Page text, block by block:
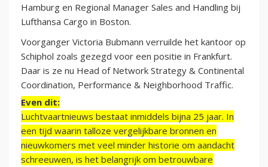
Hamburg en Regional Manager Sales and Handling bij
Lufthansa Cargo in Boston.
Voorganger Victoria Bubmann verruilde het kantoor op
Schiphol zoals gezegd voor een positie in Frankfurt.
Daar is ze nu Head of Network Strategy & Continental
Coordination, Performance & Neighborhood Traffic.
Even dit:
Luchtvaartnieuws bestaat inmiddels bijna 25 jaar. In
een tijd waarin talloze vergelijkbare bronnen en
nieuwkomers met veel minder historie om aandacht
schreeuwen, is het belangrijk om betrouwbare